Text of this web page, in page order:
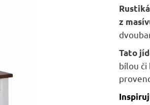
z
z
Tato
bílou či